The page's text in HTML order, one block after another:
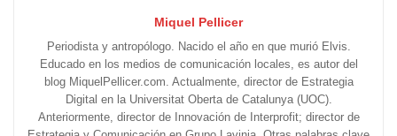
Miquel Pellicer
Periodista y antropólogo. Nacido el año en que murió Elvis.
Educado en los medios de comunicación locales, es autor del
blog MiquelPellicer.com. Actualmente, director de Estrategia
Digital en la Universitat Oberta de Catalunya (UOC).
Anteriormente, director de Innovación de Interprofit; director de